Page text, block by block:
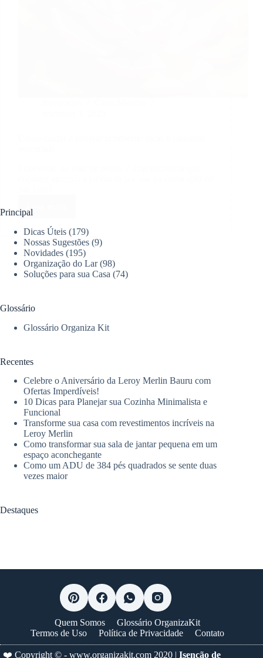
Leia mais
e
cultivar
echeveria:
dicas
e
Principal
Dicas Úteis (179)
Nossas Sugestões (9)
Novidades (195)
Organização do Lar(98)
Soluções para sua Casa (74)
Glossário
Glossário Organiza Kit
Recentes
Celebre o Aniversário da Leroy Merlin Bauru com
Ofertas Imperdíveis!
10 Dicas para Planejar sua Cozinha Minimalista e
Funcional
Transforme sua casa com revestimentos incríveis na
Leroy Merlin
Como transformar sua sala de jantar pequena em um
espaço aconchegante
Como um ADU de 384 pés quadrados se sente duas
vezes maior
Destaques
Quem Somos
Glossário OrganizaKit
Termos de Uso
Política de Privacidade Contato
❤️ Copyright © - www.organizakit.com 2020 | Isenção de